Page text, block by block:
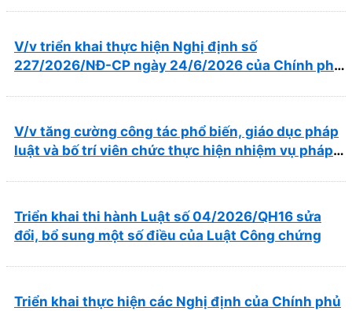
V/v triển khai thực hiện Nghị định số
227/2026/NĐ-CP ngày 24/6/2026 của Chính phủ
V/v tăng cường công tác phổ biến, giáo dục pháp
luật và bố trí viên chức thực hiện nhiệm vụ pháp
Triển khai thi hành Luật số 04/2026/QH16 sửa
đổi, bổ sung một số điều của Luật Công chứng
Triển khai thực hiện các Nghị định của Chính phủ